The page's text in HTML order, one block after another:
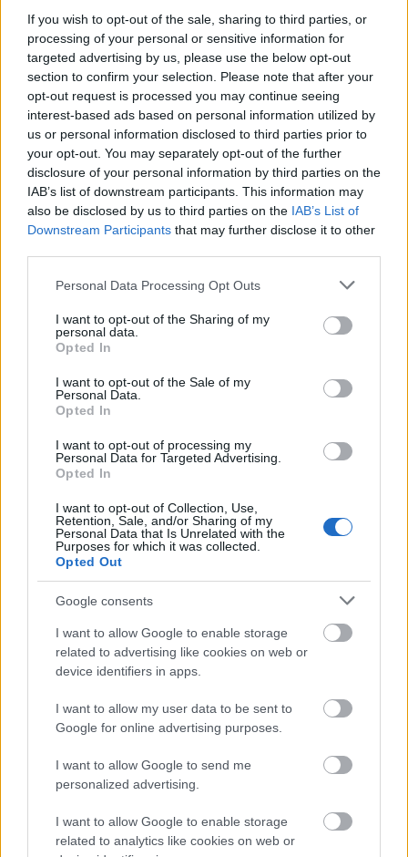
If you wish to opt-out of the sale, sharing to third parties, or
processing of your personal or sensitive information for
targeted advertising by us, please use the below opt-out
section to confirm your selection. Please note that after your
opt-out request is processed you may continue seeing
interest-based ads based on personal information utilized by
us or personal information disclosed to third parties prior to
your opt-out. You may separately opt-out of the further
disclosure of your personal information by third parties on the
IAB’s list of downstream participants. This information may
also be disclosed by us to third parties on the IAB’s List of
Downstream Participants that may further disclose it to other
Please note that this website/app uses one or more Google
not limited to your visit or usage behaviour. You may click to
grant or deny consent to Google and its third-party tags to
use your data for below specified purposes in below Google
consent section.
Personal Data Processing Opt Outs
I want to opt-out of the Sharing of my
personal data.
Opted In
I want to opt-out of the Sale of my
Personal Data.
Opted In
I want to opt-out of processing my
Personal Data for Targeted Advertising.
Opted In
I want to opt-out of Collection, Use,
Retention, Sale, and/or Sharing of my
Personal Data that Is Unrelated with the
Purposes for which it was collected.
Opted Out
Google consents
I want to allow Google to enable storage
related to advertising like cookies on web or
device identifiers in apps.
I want to allow my user data to be sent to
Google for online advertising purposes.
I want to allow Google to send me
personalized advertising.
I want to allow Google to enable storage
related to analytics like cookies on web or
Θα πρέπει να σημειώσουμε ότι σταθερές
αρνητικές σε ένα τέτοιο ενδεχόμενο (έχει τεθεί κι
άλλες φορές στην διάρκεια του διετούς εμπάργκο
για διεθνείς αγώνες στην περιοχή), ήταν εξ' αρχής
Ρεάλ, ηΜπαρτσελόνακαι ηΜπασκόνιακαι αυτή
η στάση ίσως να έχει ενισχυθεί λόγω της
πρόσφατης αναγνώρισης του κράτους της
Παλαιστίνηςαπό την ισπανική κυβέρνηση. Είναι
ενδεικτικό άλλωστε ότι το αποψινό παιχνίδι της
κεκλεισμένων των θυρών.